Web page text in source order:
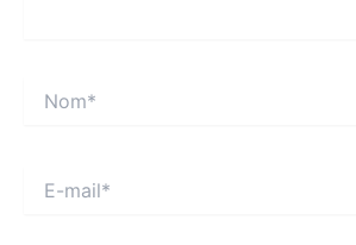
mail*